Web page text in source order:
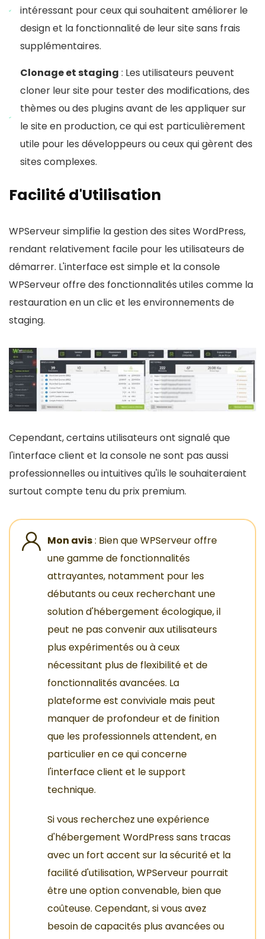
intéressant pour ceux qui souhaitent améliorer le
design et la fonctionnalité de leur site sans frais
supplémentaires.
Clonage et staging : Les utilisateurs peuvent
cloner leur site pour tester des modifications, des
thèmes ou des plugins avant de les appliquer sur
le site en production, ce qui est particulièrement
utile pour les développeurs ou ceux qui gèrent des
sites complexes.
Facilité d'Utilisation
WPServeur simplifie la gestion des sites WordPress,
rendant relativement facile pour les utilisateurs de
démarrer. L'interface est simple et la console
WPServeur offre des fonctionnalités utiles comme la
restauration en un clic et les environnements de
staging.
Cependant, certains utilisateurs ont signalé que
l'interface client et la console ne sont pas aussi
professionnelles ou intuitives qu'ils le souhaiteraient
surtout compte tenu du prix premium.
Mon avis: Bien que WPServeur offre
une gamme de fonctionnalités
attrayantes, notamment pour les
débutants ou ceux recherchant une
solution d'hébergement écologique, il
peut ne pas convenir aux utilisateurs
plus expérimentés ou à ceux
nécessitant plus de flexibilité et de
fonctionnalités avancées. La
plateforme est conviviale mais peut
manquer de profondeur et de finition
que les professionnels attendent, en
particulier en ce qui concerne
l'interface client et le support
technique.
Si vous recherchez une expérience
d'hébergement WordPress sans tracas
avec un fort accent sur la sécurité et la
facilité d'utilisation, WPServeur pourrait
être une option convenable, bien que
coûteuse. Cependant, si vous avez
besoin de capacités plus avancées ou